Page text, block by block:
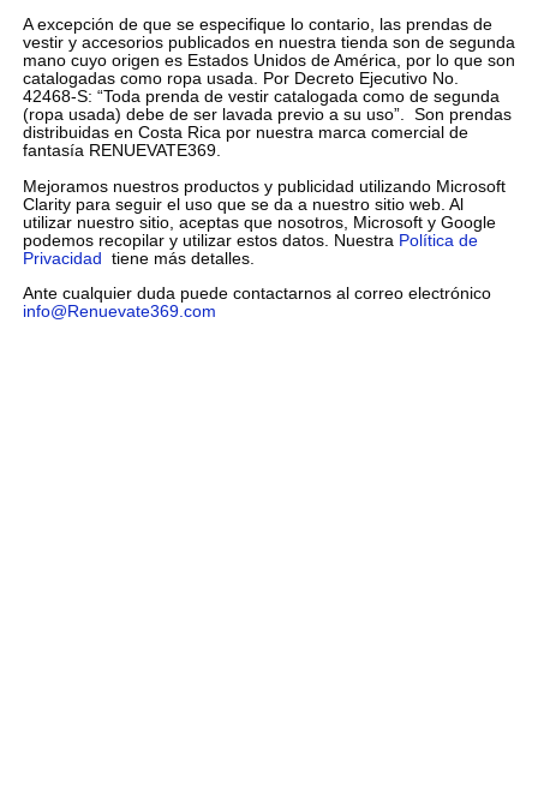
A excepción de que se especifique lo contario, las prendas de
vestir y accesorios publicados en nuestra tienda son de segunda
mano cuyo origen es Estados Unidos de América, por lo que son
catalogadas como ropa usada. Por Decreto Ejecutivo No.
42468-S: “Toda prenda de vestir catalogada como de segunda
(ropa usada) debe de ser lavada previo a su uso”. Son prendas
distribuidas en Costa Rica por nuestra marca comercial de
fantasía RENUEVATE369.
Mejoramos nuestros productos y publicidad utilizando Microsoft
Clarity para seguir el uso que se da a nuestro sitio web. Al
utilizar nuestro sitio, aceptas que nosotros, Microsoft y Google
podemos recopilar y utilizar estos datos. Nuestra Política de
Privacidad tiene más detalles.
Ante cualquier duda puede contactarnos al correo electrónico
info@Renuevate369.com